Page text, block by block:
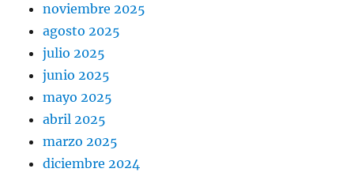
noviembre 2025
agosto 2025
julio 2025
junio 2025
mayo 2025
abril 2025
marzo 2025
diciembre 2024